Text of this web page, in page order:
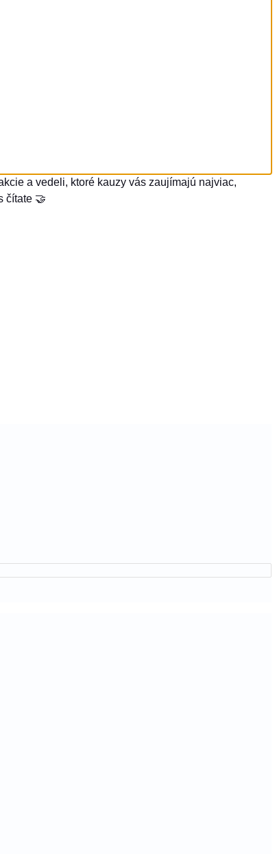
a vedeli, ktoré kauzy vás zaujímajú najviac,
čítate 🤝